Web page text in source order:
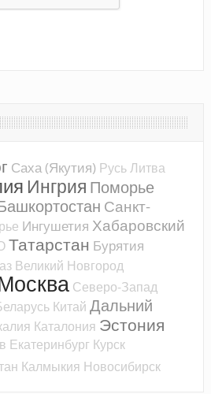
Саха (Якутия) РусьЛитва
Ингрия Поморье
Санкт-
Ингушетия Хабаровский
Татарстан Бурятия
Великий Новгород
Северо-Запад
Китай Дальний
Каталония Эстония
Екатеринбург Курск
Калмыкия Новосибирск